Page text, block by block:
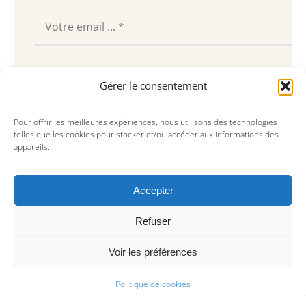
Gérer le consentement
Pour offrir les meilleures expériences, nous utilisons des technologies
telles que les cookies pour stocker et/ou accéder aux informations des
appareils.
Accepter
Refuser
Voir les préférences
Politique de cookies
Souscrire
© Copyright 2023, AREA Paris